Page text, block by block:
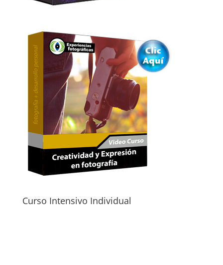
Curso Intensivo Individual